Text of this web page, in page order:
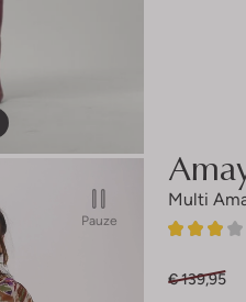
Pauze
Multi
3
3
€ 139,95